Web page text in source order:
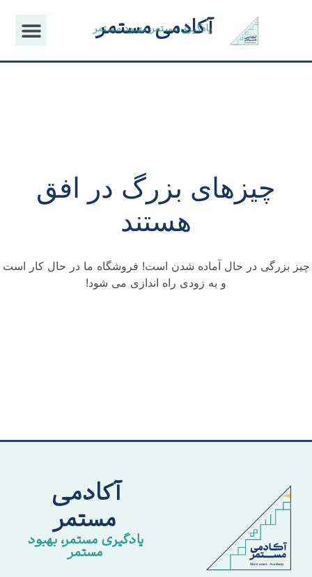
آکادمی مستمر
یادگیری مستمر، بهبود مستمر
چیزهای بزرگ در افق
هستند
چیز بزرگی در حال آماده شدن است! فروشگاه ما در حال کار است
و به زودی راه اندازی می شود!
آکادمی
مستمر
یادگیری مستمر، بهبود
مستمر